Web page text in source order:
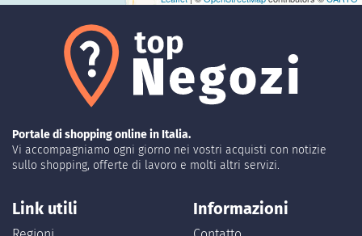
Portale di shopping online in Italia.
Vi accompagniamo ogni giorno nei vostri acquisti con notizie
sullo shopping, offerte di lavoro e molti altri servizi.
Link utili Informazioni